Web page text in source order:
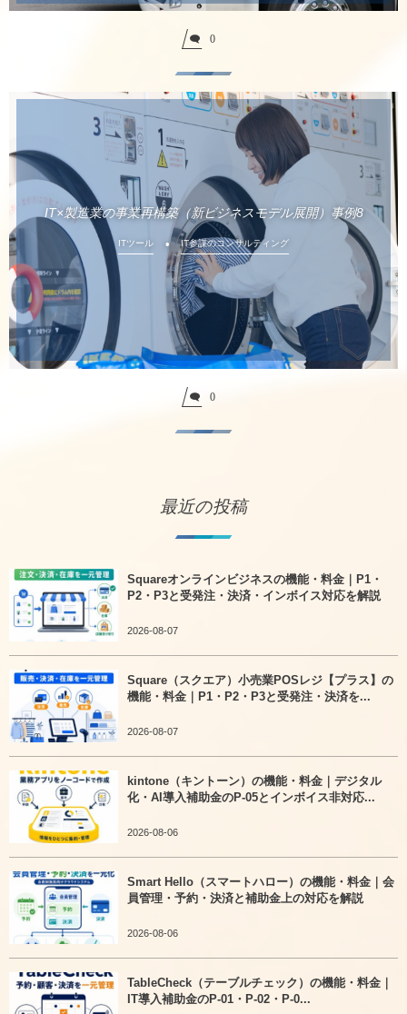
0
IT×製造業の事業再構築（新ビジネスモデル展開）事例8
ITツール IT参謀のコンサルティング
0
最近の投稿
Squareオンラインビジネスの機能・料金｜P1・
P2・P3と受発注・決済・インボイス対応を解説
2026-08-07
Square（スクエア）小売業POSレジ【プラス】の
機能・料金｜P1・P2・P3と受発注・決済を...
2026-08-07
kintone（キントーン）の機能・料金｜デジタル
化・AI導入補助金のP-05とインボイス非対応...
2026-08-06
Smart Hello（スマートハロー）の機能・料金｜会
員管理・予約・決済と補助金上の対応を解説
2026-08-06
TableCheck（テーブルチェック）の機能・料金｜
IT導入補助金のP-01・P-02・P-0...